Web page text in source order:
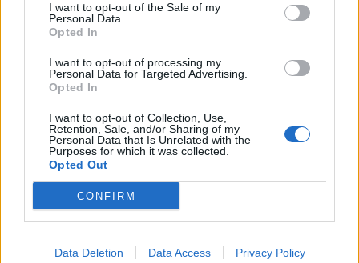
I want to opt-out of the Sale of my
Personal Data.
Opted In
I want to opt-out of processing my
Personal Data for Targeted Advertising.
Opted In
I want to opt-out of Collection, Use,
Retention, Sale, and/or Sharing of my
Personal Data that Is Unrelated with the
Purposes for which it was collected.
Opted Out
CONFIRM
Data Deletion Data Access Privacy Policy
2026. augusztus 07., péntek
Románul is helyt kell állni a hétfőn
kezdődő írásbeliken – így
készülhetnek a pótérettségizők